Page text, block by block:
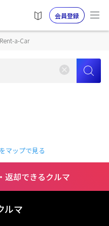
会員登録
a-Car
マップで見る
返却できるクルマ
ルマ